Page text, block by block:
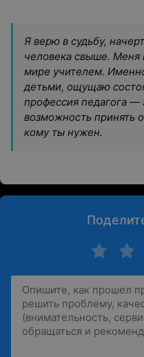
Я верю в судьбу,
человека свыше. Меня
мире учителем.
детьми, ощущаю
профессия педагога —
возможность принять
кому ты нужен.